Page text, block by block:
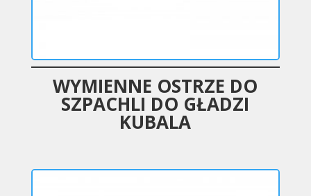
WYMIENNE OSTRZE DO
SZPACHLI DO GŁADZI
KUBALA